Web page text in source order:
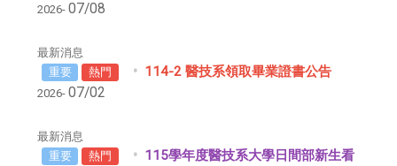
2026- 07/08
最新消息
重要
熱門 114-2 醫技系領取畢業證書公告
2026- 07/02
最新消息
重要
熱門
115學年度醫技系大學日間部新生看